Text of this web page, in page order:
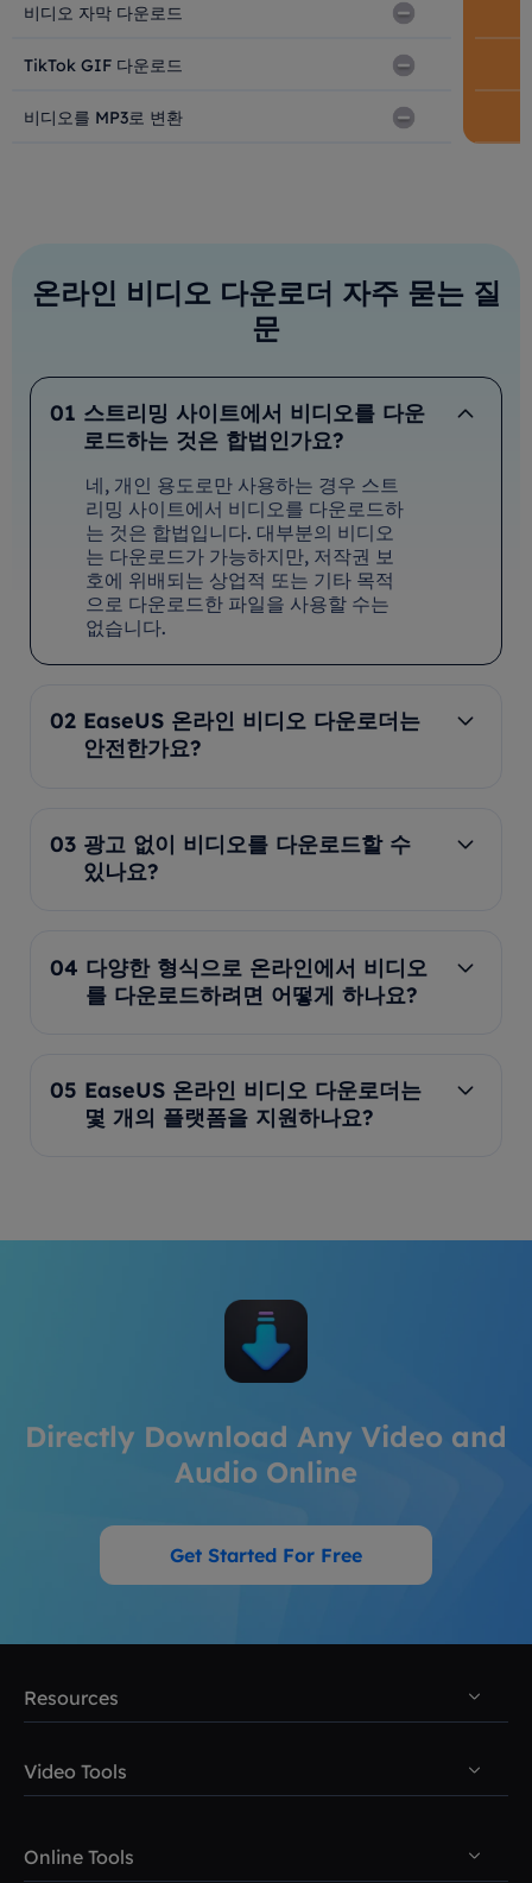
비디오 자막 다운로드
TikTok GIF 다운로드
비디오를 MP3로 변환
온라인 비디오 다운로더 자주 묻는 질
문
01 스트리밍 사이트에서 비디오를 다운
로드하는 것은 합법인가요?
네, 개인 용도로만 사용하는 경우 스트
리밍 사이트에서 비디오를 다운로드하
는 것은 합법입니다. 대부분의 비디오
는 다운로드가 가능하지만, 저작권 보
호에 위배되는 상업적 또는 기타 목적
으로 다운로드한 파일을 사용할 수는
없습니다.
02 EaseUS 온라인 비디오 다운로더는
안전한가요?
03 광고 없이 비디오를 다운로드할 수
있나요?
04 다양한 형식으로 온라인에서 비디오
를 다운로드하려면 어떻게 하나요?
05 EaseUS 온라인 비디오 다운로더는
몇 개의 플랫폼을 지원하나요?
Directly Download Any Video and
Audio Online
Get Started For Free
Resources
Video & Audio Download
VoiceWave Topics
Video Tools
Online Tools